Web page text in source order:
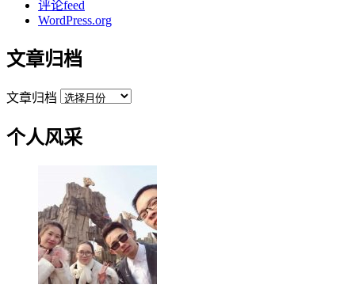
评论feed
WordPress.org
文章归档
文章归档
个人风采